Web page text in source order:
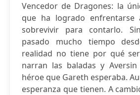
Vencedor de Dragones: la
que ha logrado
sobrevivir para contarlo.
pasado mucho tiempo
realidad no tiene por qué
narran las baladas y
héroe que Gareth esperaba.
esperanza que tienen. A